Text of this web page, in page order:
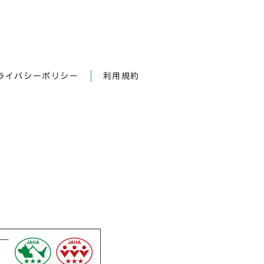
イバシーポリシー 利用規約